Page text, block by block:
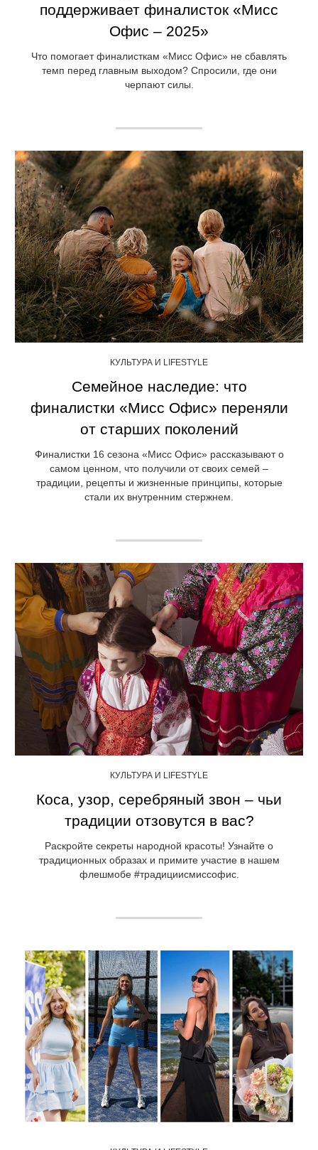
поддерживает финалисток «Мисс
Офис – 2025»
Что помогает финалисткам «Мисс Офис» не сбавлять
темп перед главным выходом? Спросили, где они
черпают силы.
КУЛЬТУРА И LIFESTYLE
Семейное наследие: что
финалистки «Мисс Офис» переняли
от старших поколений
Финалистки 16 сезона «Мисс Офис» рассказывают о
самом ценном, что получили от своих семей –
традиции, рецепты и жизненные принципы, которые
стали их внутренним стержнем.
КУЛЬТУРА И LIFESTYLE
Коса, узор, серебряный звон – чьи
традиции отзовутся в вас?
Раскройте секреты народной красоты! Узнайте о
традиционных образах и примите участие в нашем
флешмобе #традициисмиссофис.